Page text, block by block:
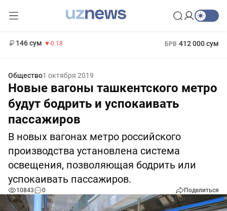
146 сум -0.18 БРВ 412 000 сум
Общество1 октября 2019
Новые вагоны ташкентского метро
будут бодрить и успокаивать
пассажиров
В новых вагонах метро российского
производства установлена система
освещения, позволяющая бодрить или
успокаивать пассажиров.
10843 0 Поделиться